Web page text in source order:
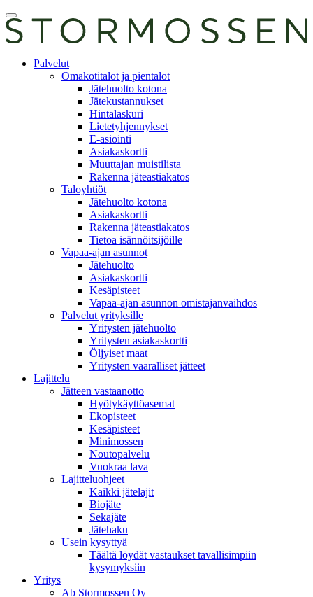
Skip
to
content
Avaa
päävalikko
asiointiPalvelut
Omakotitalot ja pientalot
Jätehuolto kotona
Jätekustannukset
Hintalaskuri
Lietetyhjennykset
E-asiointi
Asiakaskortti
Muuttajan muistilista
Rakenna jäteastiakatos
Taloyhtiöt
Jätehuolto kotona
Asiakaskortti
Rakenna jäteastiakatos
Tietoa isännöitsijöille
Vapaa-ajan asunnot
Jätehuolto
Asiakaskortti
Kesäpisteet
Vapaa-ajan asunnon omistajanvaihdos
Palvelut yrityksille
Yritysten jätehuolto
Yritysten asiakaskortti
Öljyiset maat
Yritysten vaaralliset jätteet
Lajittelu
Jätteen vastaanotto
Hyötykäyttöasemat
Ekopisteet
Kesäpisteet
Minimossen
Noutopalvelu
Vuokraa lava
Lajitteluohjeet
Kaikki jätelajit
Biojäte
Sekajäte
Jätehaku
Usein kysyttyä
Täältä löydät vastaukset tavallisimpiin
kysymyksiin
Yritys
Ab Stormossen Oy